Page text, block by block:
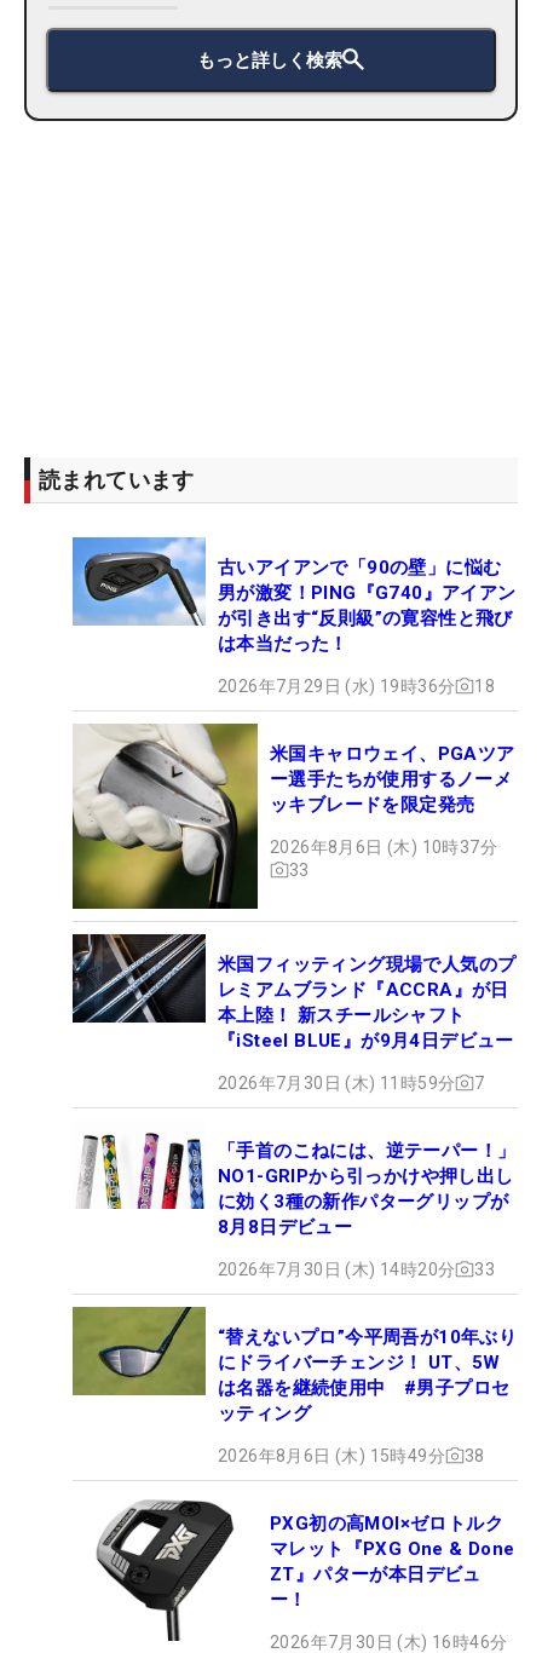
もっと詳しく検索
読まれています
古いアイアンで「90の壁」に悩む
男が激変！PING『G740』アイアン
が引き出す“反則級”の寛容性と飛び
は本当だった！
2026年7月29日 (水) 19時36分 18
米国キャロウェイ、PGAツア
ー選手たちが使用するノーメ
ッキブレードを限定発売
2026年8月6日 (木) 10時37分
33
米国フィッティング現場で人気のプ
レミアムブランド『ACCRA』が日
本上陸！ 新スチールシャフト
『iSteel BLUE』が9月4日デビュー
2026年7月30日 (木) 11時59分 7
「手首のこねには、逆テーパー！」
NO1-GRIPから引っかけや押し出し
に効く3種の新作パターグリップが
8月8日デビュー
2026年7月30日 (木) 14時20分 33
“替えないプロ”今平周吾が10年ぶり
にドライバーチェンジ！ UT、5W
は名器を継続使用中 #男子プロセ
ッティング
2026年8月6日 (木) 15時49分 38
PXG初の高MOI×ゼロトルク
マレット『PXG One & Done
ZT』パターが本日デビュ
ー！
2026年7月30日 (木) 16時46分